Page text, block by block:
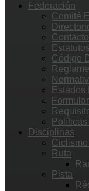
Federación
Comité
Contacto
Estatutos
Código
Estados
Disciplinas
Ruta
Pista